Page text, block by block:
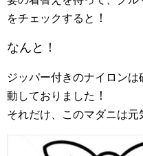
をチェックすると ！
なんと！
ジッパー付きのナイロン
動しておりました ！
それだけ、このマダニは元